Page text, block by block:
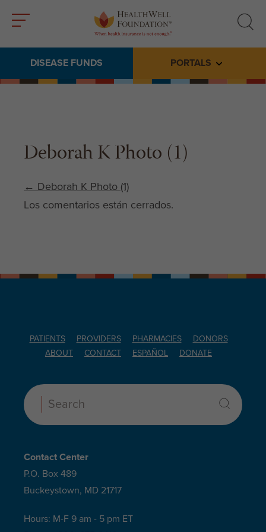
search
DISEASE FUNDS PORTALS Toggle
Deborah K Photo (1)
Post navigation
← Deborah K Photo (1)
Los comentarios están cerrados.
PATIENTS PROVIDERS PHARMACIES
DONORS
ABOUT
CONTACT ESPAÑOL DONATE
Search:
Contact Center
P.O. Box 489
Buckeystown, MD 21717
Hours: M-F 9 am - 5 pm ET